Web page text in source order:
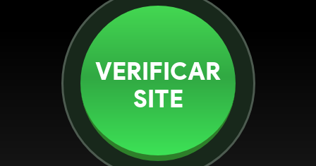
VERIFICAR
SITE